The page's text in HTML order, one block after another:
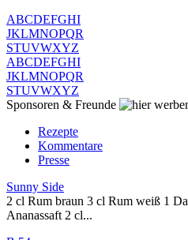
ABCDEFGHI
JKLMNOPQR
STUVWXYZ
ABCDEFGHI
JKLMNOPQR
STUVWXYZ
Sponsoren & Freunde
Rezepte
Kommentare
Presse
Sunny Side
2 cl Rum braun 3 cl Rum weiß 1
Ananassaft 2 cl...